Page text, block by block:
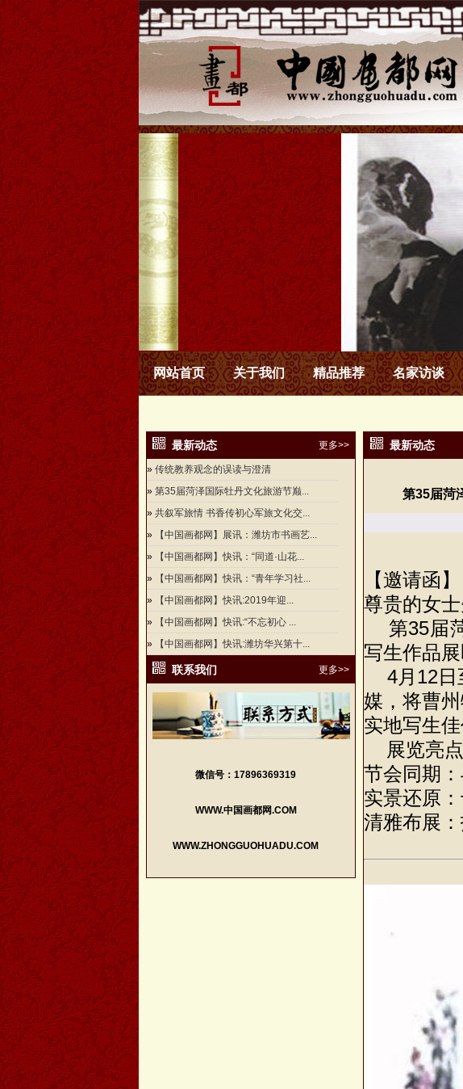
网站首页 关于我们 精品推荐 名家访谈
最新动态 更多>>
» 传统教养观念的误读与澄清
» 第35届菏泽国际牡丹文化旅游节巅...
» 共叙军旅情 书香传初心军旅文化交...
»
【中国画都网】展讯：潍坊市书画艺...
»
【中国画都网】快讯：“同道·山花...
»
【中国画都网】快讯：“青年学习社...
»
【中国画都网】快讯:2019年迎...
»
【中国画都网】快讯:“不忘初心 ...
»
【中国画都网】快讯:潍坊华兴第十...
联系我们 更多>>
微信号：17896369319
WWW.中国画都网.COM
WWW.ZHONGGUOHUADU.COM
最新动态
第35届菏
【邀请函】
尊贵的女士
第35届
写生作品展
4月12日
媒，将曹
实地写生
展览亮点
节会同期
实景还原
清雅布展